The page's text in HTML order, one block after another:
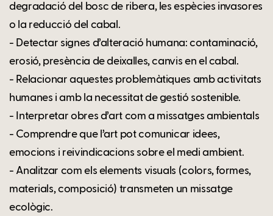
degradació del bosc de ribera, les espècies invasores
o la reducció del cabal.
- Detectar signes d’alteració humana: contaminació,
erosió, presència de deixalles, canvis en el cabal.
- Relacionar aquestes problemàtiques amb activitats
humanes i amb la necessitat de gestió sostenible.
- Interpretar obres d’art com a missatges ambientals
- Comprendre que l’art pot comunicar idees,
emocions i reivindicacions sobre el medi ambient.
- Analitzar com els elements visuals (colors, formes,
materials, composició) transmeten un missatge
ecològic.